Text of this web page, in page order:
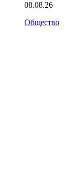
08.08.26
Общество